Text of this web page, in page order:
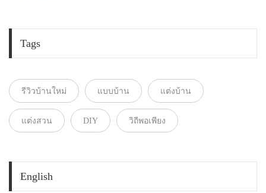
Tags
รีวิวบ้านใหม่ แบบบ้าน แต่งบ้าน
แต่งสวน DIY วิถีพอเพียง
English